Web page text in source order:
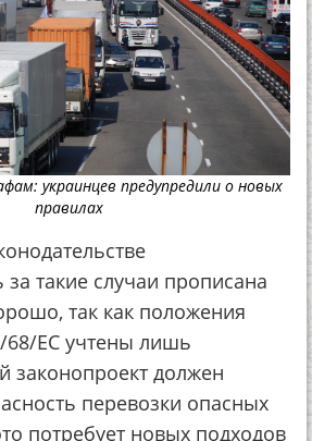
украинцев предупредили о новых
правилах
за такие случаи прописана
так как положения
68/ЕС учтены лишь
законопроект должен
перевозки опасных
потребует новых подходов